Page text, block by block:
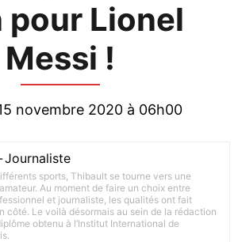
pour Lionel
Messi !
novembre 2020 à 06h00
Journaliste
sports, Thibault se tourne vers une
Au moment de faire un choix entre
et journaliste, les qualités ont fait
côté. Le voilà désormais au sein de la rédaction
obtenu à l’Institut International de